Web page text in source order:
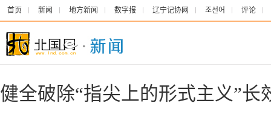
首页 新闻 地方新闻 数字报 辽宁记协网 조선어 评论
健全破除“指尖上的形式主义”长